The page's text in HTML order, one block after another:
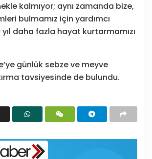
kalmıyor; aynı zamanda bize,
bulmamız için yardımcı
daha fazla hayat kurtarmamızı
günlük sebze ve meyve
tavsiyesinde de bulundu.